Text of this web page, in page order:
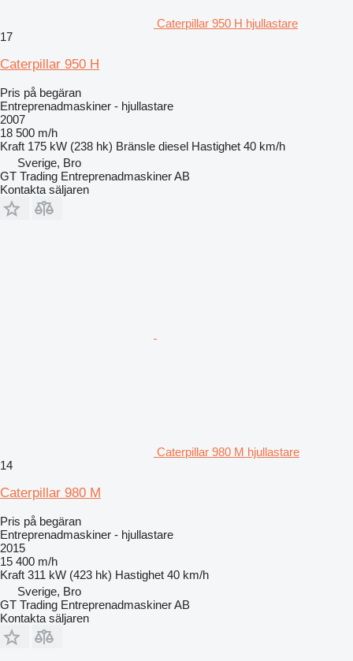
Caterpillar 950 H hjullastare
17
Caterpillar 950 H
Pris på begäran
Entreprenadmaskiner - hjullastare
2007
18 500 m/h
Kraft 175 kW (238 hk) Bränsle diesel Hastighet 40 km/h
Sverige, Bro
GT Trading Entreprenadmaskiner AB
Kontakta säljaren
Caterpillar 980 M hjullastare
14
Caterpillar 980 M
Pris på begäran
Entreprenadmaskiner - hjullastare
2015
15 400 m/h
Kraft 311 kW (423 hk) Hastighet 40 km/h
Sverige, Bro
GT Trading Entreprenadmaskiner AB
Kontakta säljaren